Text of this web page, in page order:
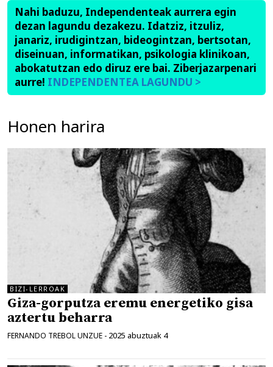
Nahi baduzu, Independenteak aurrera egin
dezan lagundu dezakezu. Idatziz, itzuliz,
janariz, irudigintzan, bideogintzan, bertsotan,
diseinuan, informatikan, psikologia klinikoan,
abokatutzan edo diruz ere bai. Ziberjazarpenari
aurre! INDEPENDENTEA LAGUNDU >
Honen harira
BIZI-LERROAK
Giza-gorputza eremu energetiko gisa
aztertu beharra
FERNANDO TREBOL UNZUE - 2025 abuztuak 4